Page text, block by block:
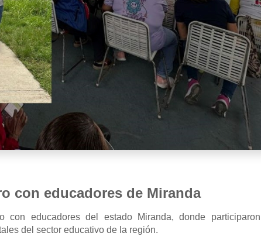
con educadores de Miranda
educadores del estado Miranda, donde participaron
del sector educativo de la región.